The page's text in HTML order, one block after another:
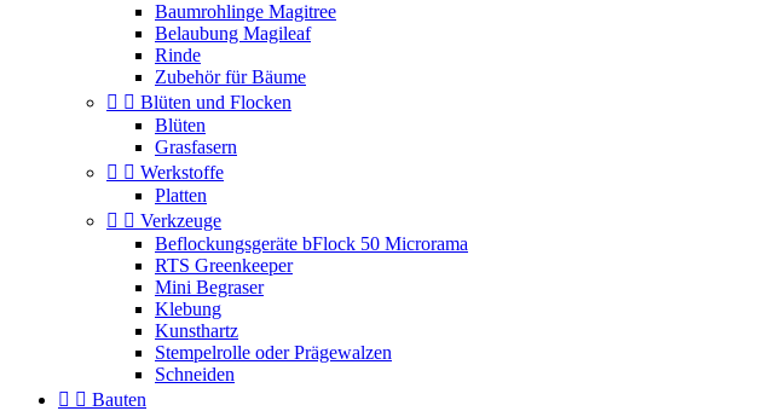
Baumrohlinge Magitree
Belaubung Magileaf
Rinde
Zubehör für Bäume
  Blüten und Flocken
Blüten
Grasfasern
  Werkstoffe
Platten
  Verkzeuge
Beflockungsgeräte bFlock 50 Microrama
RTS Greenkeeper
Mini Begraser
Klebung
Kunsthartz
Stempelrolle oder Prägewalzen
Schneiden
  Bauten